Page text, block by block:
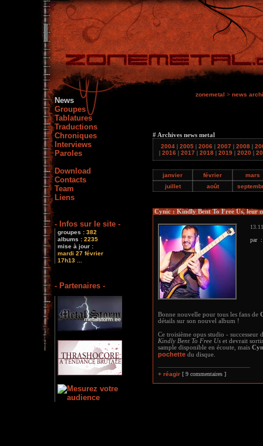
News
Groupes
Tablatures
Traductions
Chroniques
Interviews
Paroles
Download
Contacts
Team
Liens
- Infos sur le site -
groupes : 382
albums : 2235
mise à jour :
mardi 27 février
17h13 ...
- Partenaires -
zonemetal > news
# Archives news metal
2004 | 2005 | 2006 | 2007 | 2008 |
| 2016 | 2017 | 2018 | 2019 | 2020 |
janvier février
mars
juillet
août
Cynic : Kindly Bent To Free Us, leur
par
Bonne nouvelle pour tous les fans de
détails sur son nouvel album !
Ce troisième opus studio - successeur
Kindly Bent To Free Us et devrait
sample disponible en écoute, mais
pochette du disque.
+ réagir [ 9 commentaires ]